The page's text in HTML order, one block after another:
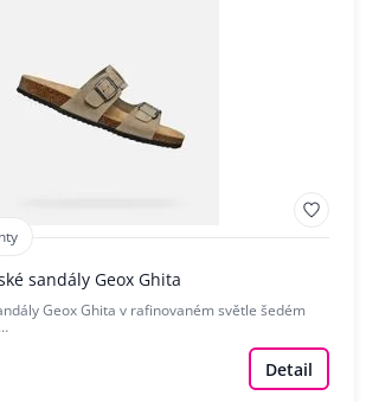
sandály Geox Ghita
Geox Ghita v rafinovaném světle šedém
Detail